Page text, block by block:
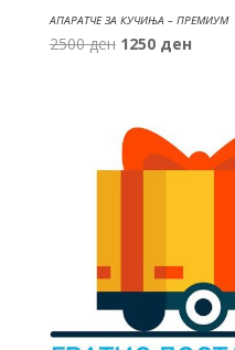
АПАРАТЧЕ ЗА КУЧИЊА – ПРЕМИУМ
2500ден Original
1250 денCurrent